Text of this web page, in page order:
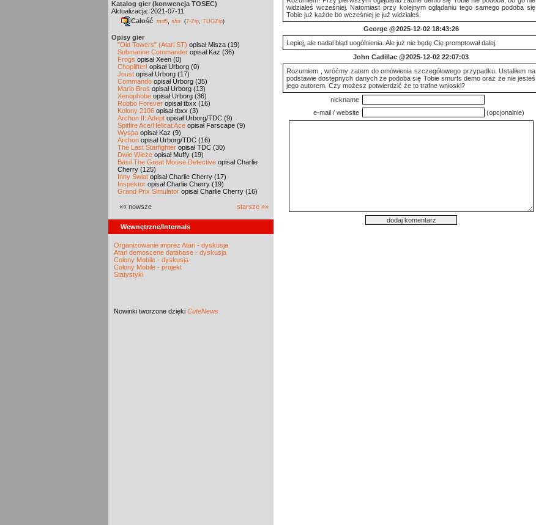
Katalog gier (konwencja TOSEC)
Aktualizacja: 2021-07-11
Całość md5 sha (7-Zip TUGZip)
Opisy gier
"Old Towers" (Atari ST) opisał Misza (19)
Submarine Commander opisał Kaz (36)
Frogs opisał Xeen (0)
Choplifter! opisał Urborg (0)
Joust opisał Urborg (17)
Commando opisał Urborg (35)
Mario Bros opisał Urborg (13)
Xenophobe opisał Urborg (36)
Robbo Forever opisał tbxx (16)
Kolony 2106 opisał tbxx (3)
Archon II: Adept opisał Urborg/TDC (9)
Spitfire Ace/Hellcat Ace opisał Farscape (9)
Wyspa opisał Kaz (9)
Archon opisał Urborg/TDC (16)
The Last Starfighter opisał TDC (30)
Dwie Wieże opisał Muffy (19)
Basil The Great Mouse Detective opisał Charlie
Cherry (125)
Inny Świat opisał Charlie Cherry (17)
Inspektor opisał Charlie Cherry (19)
Grand Prix Simulator opisał Charlie Cherry (16)
«« nowsze starsze »»
Wewnętrzne/Internals
Organizowanie imprez Atari - dyskusja
Atari demoscene database - dyskusja
Colony Mobile - dyskusja
Colony Mobile - projekt
Statystyki
Nowinki tworzone dzięki CuteNews
widziałeś wcześniej. Natomiast przy kolejnym oglądaniu tego samego podoba się
Tobie już każde bo wcześniej je już widziałeś.
George@2025-12-02 18:43:26
Lepiej, ale nadal błąd uogólnienia. Ale już nie będę Cię promptował dalej.
John Cadillac @2025-12-02 22:07:03
Rozumiem , wróćmy zatem do omówienia szczegółowego przypadku. Ustaliłem na
podstawie dostępnych danych że podoba się Tobie smurfs demo oraz że nie jesteś
jego autorem. Czy możesz potwierdzić że to trafne wnioski?
nickname
e-mail / website
(opcjonalnie)